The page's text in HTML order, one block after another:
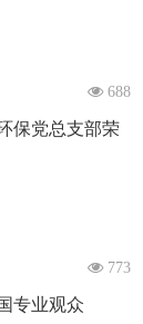
688
保党总支部荣
773
专业观众